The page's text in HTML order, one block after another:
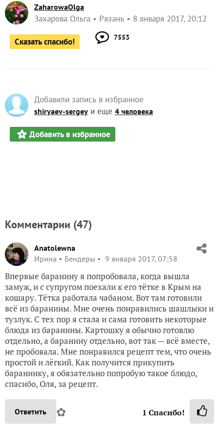
ZaharowaOlga
Захарова Ольга Рязань 8 января 2017, 20:12
Сказать спасибо! 7553
Добавили запись в избранное
shiryaev-sergey и еще 4 человека
Добавить в избранное
Комментарии (47)
Anatolewna
Ирина
Бендеры 9 января 2017, 07:58
Впервые баранину я попробовала, когда вышла
замуж, и с супругом поехали к его тётке в Крым на
кошару. Тётка работала чабаном. Вот там готовили
всё из баранины. Мне очень понравились шашлыки и
тузлук. С тех пор я стала и сама готовить некоторые
блюда из баранины. Картошку я обычно готовлю
отдельно, а баранину отдельно, вот так — всё вместе,
не пробовала. Мне понравился рецепт тем, что очень
простой и лёгкий. Как получится прикупить
баранинку, я обязательно попробую такое блюдо,
спасибо, Оля, за рецепт.
Ответить ✿ 1 Спасибо!